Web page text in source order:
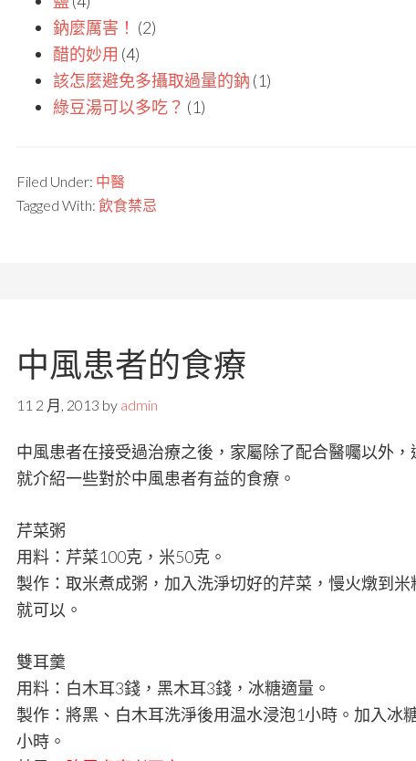
鈉麼厲害！ (2)
醋的妙用 (4)
該怎麼避免多攝取過量的鈉 (1)
綠豆湯可以多吃？ (1)
Filed Under: 中醫
Tagged With: 飲食禁忌
中風患者的食療
11 2 月, 2013 by admin
中風患者在接受過治療之後，家屬除了配合醫囑以外
就介紹一些對於中風患者有益的食療。
芹菜粥
用料：芹菜100克，米50克。
製作：取米煮成粥，加入洗淨切好的芹菜，慢火燉到
就可以。
雙耳羹
用料：白木耳3錢，黑木耳3錢，冰糖適量。
製作：將黑、白木耳洗淨後用温水浸泡1小時。加入冰
小時。